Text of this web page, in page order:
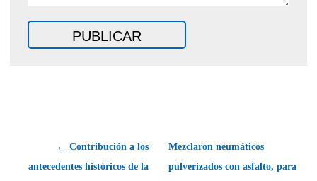
← Contribución a los
antecedentes históricos de la
Mezclaron neumáticos
pulverizados con asfalto, para